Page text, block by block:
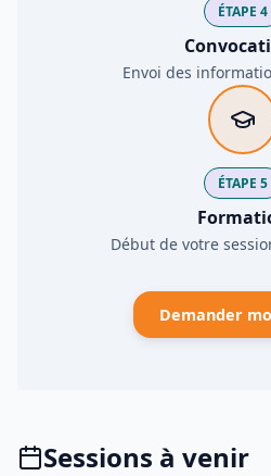
ÉTAPE 4
Envoi des
ÉTAPE 5
Début de votre
Demander
Sessions à venir